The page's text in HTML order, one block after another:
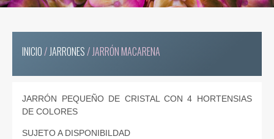
INICIO/JARRONES/ JARRÓN MACARENA
JARRÓN PEQUEÑO DE CRISTAL CON 4 HORTENSIAS
DE COLORES
SUJETO A DISPONIBILDAD